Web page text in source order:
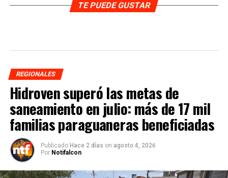
TE PUEDE GUSTAR
REGIONALES
Hidroven superó las metas de
saneamiento en julio: más de 17 mil
familias paraguaneras beneficiadas
Publicado Hace 2 días on agosto 4, 2026
Por Notifalcon